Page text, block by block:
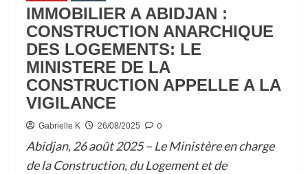
D’AUDOIN-
ASSANDIN
PARTIE
EN
FUMEE
IMMOBILIER A ABIDJAN :
CONSTRUCTION ANARCHIQUE
DES LOGEMENTS: LE
MINISTERE DE LA
CONSTRUCTION APPELLE A LA
VIGILANCE
Gabrielle K 26/08/2025 0
Abidjan, 26 août 2025 – Le Ministère en charge
de la Construction, du Logement et de